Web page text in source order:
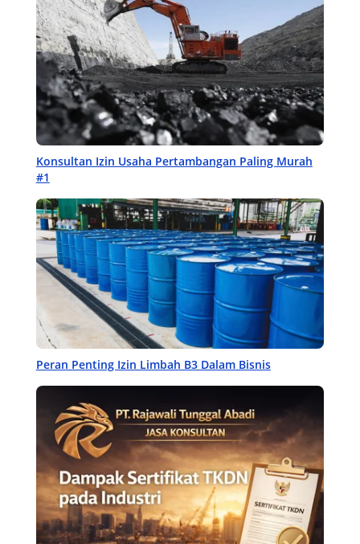
Konsultan Izin Usaha Pertambangan Paling Murah
#1
Peran Penting Izin Limbah B3 Dalam Bisnis